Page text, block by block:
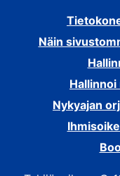
Näin
Nykyajan